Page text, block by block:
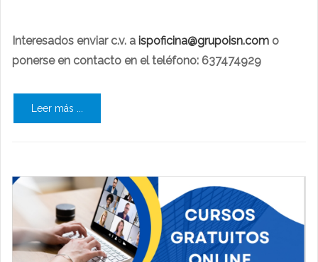
Interesados enviar c.v. a ispoficina@grupoisn.com o
ponerse en contacto en el teléfono: 637474929
Leer más ...